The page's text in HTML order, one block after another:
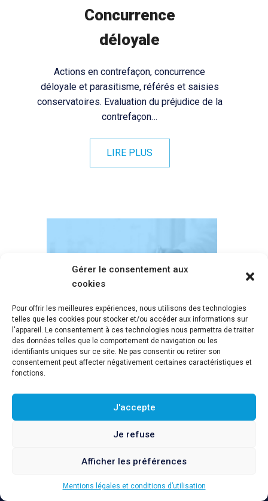
Gérer le consentement aux
cookies
Pour offrir les meilleures expériences, nous utilisons des technologies
telles que les cookies pour stocker et/ou accéder aux informations sur
l'appareil. Le consentement à ces technologies nous permettra de traiter
des données telles que le comportement de navigation ou les
identifiants uniques sur ce site. Ne pas consentir ou retirer son
consentement peut affecter négativement certaines caractéristiques et
fonctions.
J'accepte
Je refuse
Afficher les préférences
Mentions légales et conditions d’utilisation
Concurrence
déloyale
Actions en contrefaçon, concurrence
déloyale et parasitisme, référés et saisies
conservatoires. Evaluation du préjudice de la
contrefaçon…
LIRE PLUS
Gestion &
Valorisation
Evaluation financière de marques, brevets et
propriété intellectuelle…
APPEL GRATUIT